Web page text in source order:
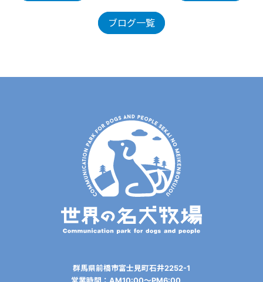
ブログ一覧
群⾺県前橋市富⼠⾒町⽯井2252-1